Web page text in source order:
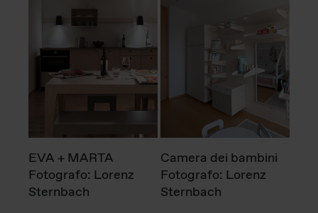
EVA + MARTA
Fotografo: Lorenz
Sternbach
Camera dei bambini
Fotografo: Lorenz
Sternbach